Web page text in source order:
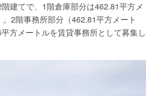
建てで、1階倉庫部分は462.81平方メ
2階事務所部分（462.81平方メート
方メートルを賃貸事務所として募集し